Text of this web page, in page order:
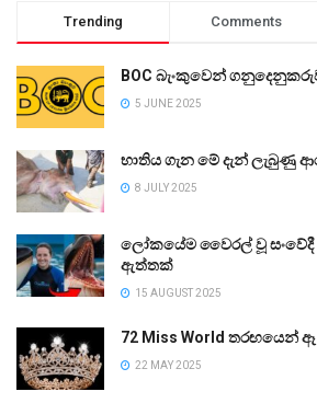
Trending Comments
BOC බැංකුවෙන්
5 JUNE 2025
භාතිය ගැන මේ දැන් ලැබුණු
8 JULY 2025
ලෝකයේම වෛරල් වූ
ඇත්තක්
15 AUGUST 2025
72 Miss World තරඟයෙන්
22 MAY 2025